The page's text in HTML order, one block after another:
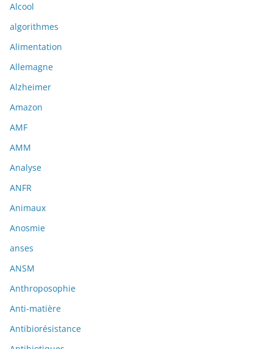
Alcool
algorithmes
Alimentation
Allemagne
Alzheimer
Amazon
AMF
AMM
Analyse
ANFR
Animaux
Anosmie
anses
ANSM
Anthroposophie
Anti-matière
Antibiorésistance